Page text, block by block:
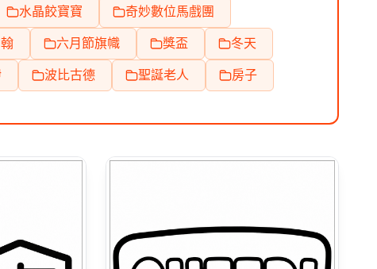
水晶餃寶寶
奇妙數位馬戲團
六月節旗幟 獎盃
冬天
波比古德 聖誕老人 房子